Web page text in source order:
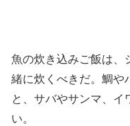
魚の炊き込みご飯は、
緒に炊くべきだ。鯛や
と、サバやサンマ、イ
い。